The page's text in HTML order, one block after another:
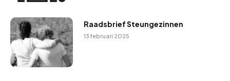
Raadsbrief Steungezinnen
13 februari 2025